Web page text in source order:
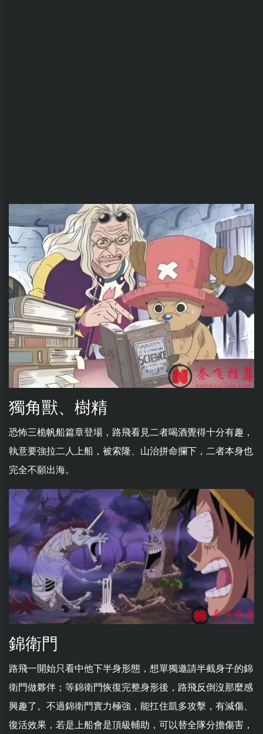
獨角獸、樹精
恐怖三桅帆船篇章登場，路飛看見二者喝酒覺得十分有趣，
執意要強拉二人上船，被索隆、山治拼命攔下，二者本身也
完全不願出海。
錦衛門
路飛一開始只看中他下半身形態，想單獨邀請半截身子的錦
衛門做夥伴；等錦衛門恢復完整身形後，路飛反倒沒那麼感
興趣了。不過錦衛門實力極強，能扛住凱多攻擊，有減傷、
復活效果，若是上船會是頂級輔助，可以替全隊分擔傷害，